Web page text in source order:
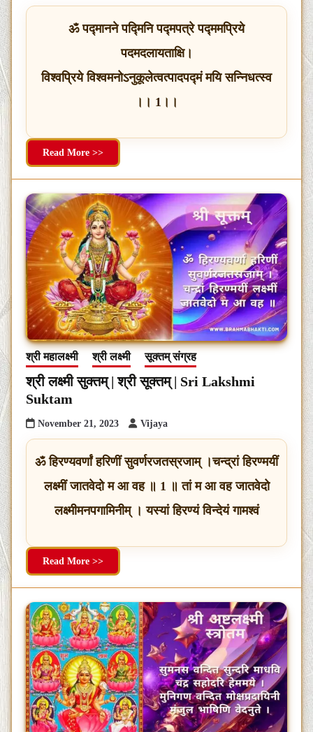
ॐ पद्मानने पद्मिनि पद्मपत्रे पद्ममप्रिये
पदमदलायताक्षि।
विश्वप्रिये विश्वमनोऽनुकूलेत्वत्पादपद्मं मयि सन्निधत्स्व
।। 1।।
Read More >>
श्री महालक्ष्मी श्री लक्ष्मी सूक्तम् संग्रह
श्री लक्ष्मी सुक्तम् | श्री सूक्तम् | Sri Lakshmi
Suktam
November 21, 2023 Vijaya
ॐ हिरण्यवर्णां हरिणीं सुवर्णरजतस्रजाम् ।चन्द्रां हिरण्मयीं
लक्ष्मीं जातवेदो म आ वह ॥ 1 ॥ तां म आ वह जातवेदो
लक्ष्मीमनपगामिनीम् । यस्यां हिरण्यं विन्देयं गामश्वं
Read More >>